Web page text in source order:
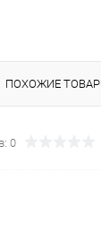
ПОХОЖИЕ
0